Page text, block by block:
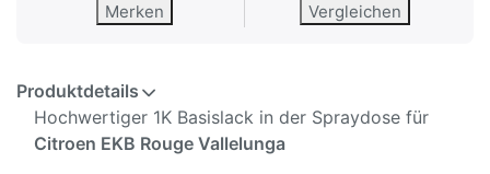
Merken Vergleichen
Produktdetails
Hochwertiger 1K Basislack in der Spraydose für
Citroen EKB Rouge Vallelunga